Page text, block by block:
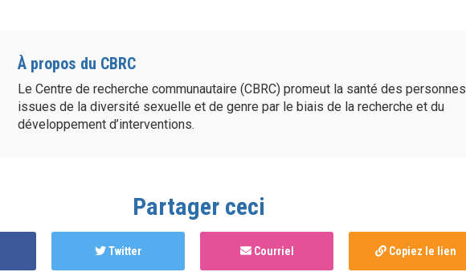
À propos du CBRC
Le Centre de recherche communautaire (CBRC) promeut la santé des personnes
issues de la diversité sexuelle et de genre par le biais de la recherche et du
développement d’interventions.
Partager ceci
Twitter Courriel Copiez le lien